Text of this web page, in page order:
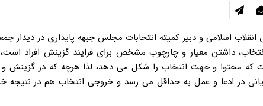
اسلامی و دبیر کمیته انتخابات مجلس جبهه پایداری در دیدار
داشتن معیار و چارچوب مشخص برای فرایند گزینش افراد
که محتوا و جهت انتخاب را شکل می دهد، لذا هرچه که در گزینش
در ادعا و عمل به حداقل می رسد و خروجی انتخاب هم در نتیجه